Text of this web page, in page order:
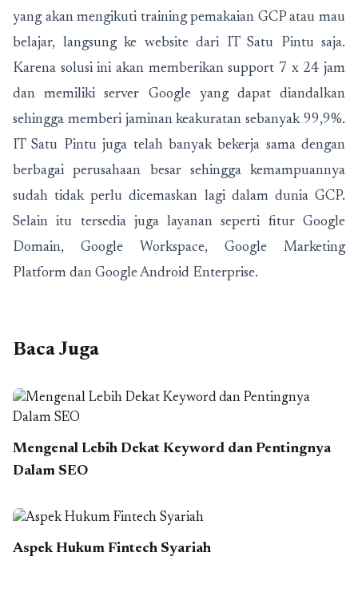
yang akan mengikuti training pemakaian GCP atau mau
belajar, langsung ke website dari IT Satu Pintu saja.
Karena solusi ini akan memberikan support 7 x 24 jam
dan memiliki server Google yang dapat diandalkan
sehingga memberi jaminan keakuratan sebanyak 99,9%.
IT Satu Pintu juga telah banyak bekerja sama dengan
berbagai perusahaan besar sehingga kemampuannya
sudah tidak perlu dicemaskan lagi dalam dunia GCP.
Selain itu tersedia juga layanan seperti fitur Google
Domain, Google Workspace, Google Marketing
Platform dan Google Android Enterprise.
Baca Juga
Mengenal Lebih Dekat Keyword dan Pentingnya
Dalam SEO
Aspek Hukum Fintech Syariah